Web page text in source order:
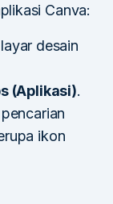
Canva:
desain
(Aplikasi).
ikon